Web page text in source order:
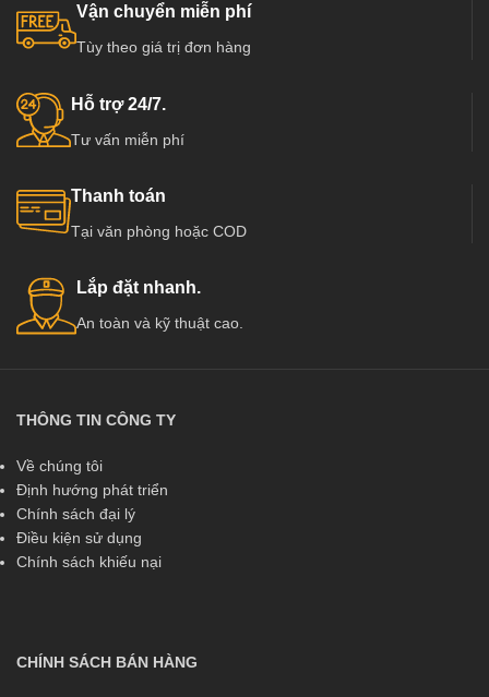
Vận chuyển miễn phí
Tùy theo giá trị đơn hàng
Hỗ trợ 24/7.
Tư vấn miễn phí
Thanh toán
Tại văn phòng hoặc COD
Lắp đặt nhanh.
An toàn và kỹ thuật cao.
THÔNG TIN CÔNG TY
Về chúng tôi
Định hướng phát triển
Chính sách đại lý
Điều kiện sử dụng
Chính sách khiếu nại
CHÍNH SÁCH BÁN HÀNG